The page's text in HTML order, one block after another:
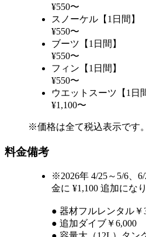
¥550〜
スノーケル【1日間】
¥550〜
ブーツ【1日間】
¥550〜
フィン【1日間】
¥550〜
ウエットスーツ【1日
¥1,100〜
※価格は全て税込表示です。
料金備考
※2026年 4/25～5/6、
金に ¥1,100 追加にな
● 器材フルレンタル￥
● 追加ダイブ￥6,000